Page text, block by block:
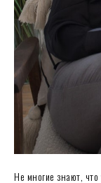
Не многие знают, что